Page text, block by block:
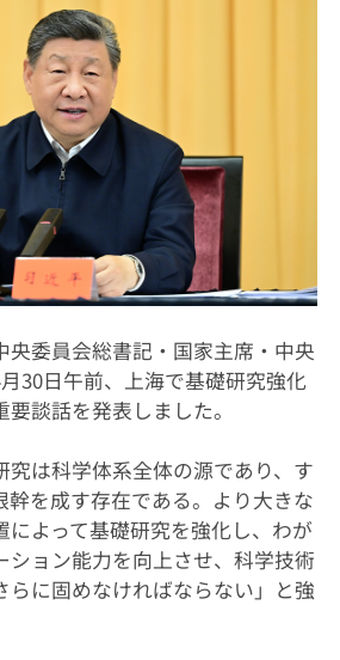
央委員会総書記・国家主席・中央
30日午前、上海で基礎研究強化
談話を発表しました。
究は科学体系全体の源であり、す
幹を成す存在である。より大きな
によって基礎研究を強化し、わが
ション能力を向上させ、科学技術
らに固めなければならない」と強